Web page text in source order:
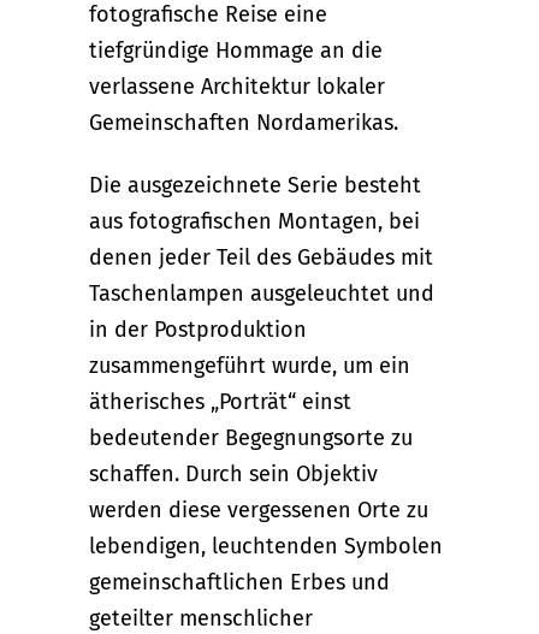
fotografische Reise eine
tiefgründige Hommage an die
verlassene Architektur lokaler
Gemeinschaften Nordamerikas.
Die ausgezeichnete Serie besteht
aus fotografischen Montagen, bei
denen jeder Teil des Gebäudes mit
Taschenlampen ausgeleuchtet und
in der Postproduktion
zusammengeführt wurde, um ein
ätherisches „Porträt“ einst
bedeutender Begegnungsorte zu
schaffen. Durch sein Objektiv
werden diese vergessenen Orte zu
lebendigen, leuchtenden Symbolen
gemeinschaftlichen Erbes und
geteilter menschlicher